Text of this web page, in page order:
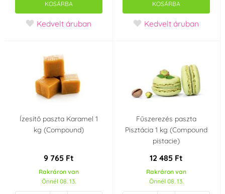
Cseresznye, meggy
(1)
Mandula (1)
Citrom (2) (3)
Mogyoró (1) Lime (1)
Fehér (1) Piros (8)
KOSÁRBA
Kedvelt áruban
KOSÁRBA
Kedvelt áruban
Ízesítő paszta Karamel 1
kg (Compound)
9 765 Ft
Rakráron van
Önnél 08. 13.
Fűszerezés paszta
Pisztácia 1 kg (Compound
pistacie)
12 485 Ft
Rakráron van
Önnél 08. 13.